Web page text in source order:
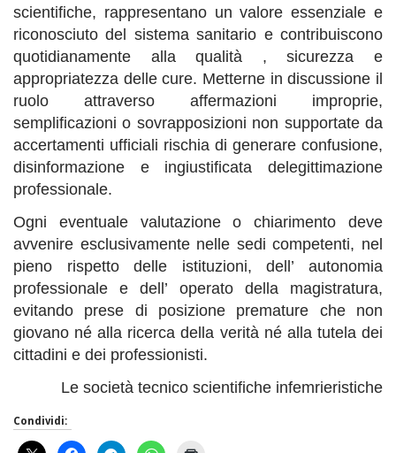
scientifiche, rappresentano un valore essenziale e
riconosciuto del sistema sanitario e contribuiscono
quotidianamente alla qualità , sicurezza e
appropriatezza delle cure. Metterne in discussione il
ruolo attraverso affermazioni improprie,
semplificazioni o sovrapposizioni non supportate da
accertamenti ufficiali rischia di generare confusione,
disinformazione e ingiustificata delegittimazione
professionale.
Ogni eventuale valutazione o chiarimento deve
avvenire esclusivamente nelle sedi competenti, nel
pieno rispetto delle istituzioni, dell’ autonomia
professionale e dell’ operato della magistratura,
evitando prese di posizione premature che non
giovano né alla ricerca della verità né alla tutela dei
cittadini e dei professionisti.
Le società tecnico scientifiche infemrieristiche
Condividi: